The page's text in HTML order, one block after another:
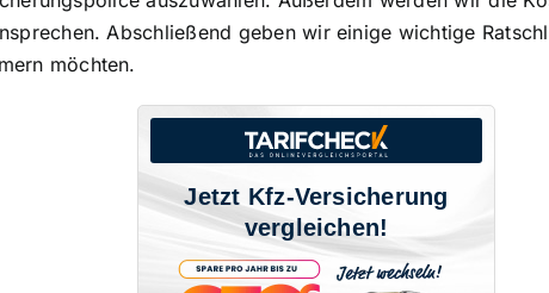
Abschließend geben wir einige wichtige
möchten.
Jetzt Kfz-Versicherung
vergleichen!